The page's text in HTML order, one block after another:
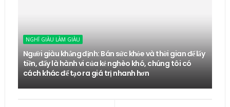
NGHĨ GIÀU LÀM GIÀU
Người giàu khẳng định: Bán sức khỏe và thời gian để lấy
tiền, đấy là hành vi của kẻ nghèo khó, chúng tôi có
cách khác để tạo ra giá trị nhanh hơn